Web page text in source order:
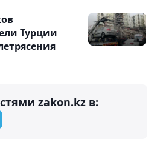
Турции
zakon.kz в: